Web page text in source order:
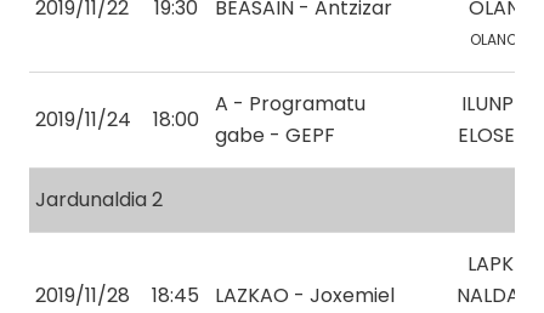
2019/11/22 19:30 BEASAIN - Antzizar
OLANO
OLANO, X.
2019/11/24 18:00
A - Programatu
gabe - GEPF
ILUNPE-
ELOSEGI
Jardunaldia 2
2019/11/28 18:45 LAZKAO - Joxemiel
LAPKE-
NALDAIZ